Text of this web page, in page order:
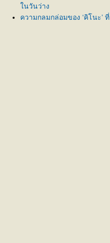
นวันว่าง
ความกลมกล่อมของ ‘คิโนะ’ ที่